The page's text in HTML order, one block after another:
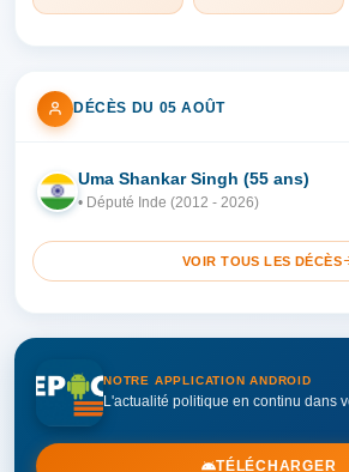
DÉCÈS DU 05 AOÛT
IN
Uma Shankar Singh (55 ans)
• Député Inde (2012 - 2026)
VOIR TOUS LES DÉCÈS
NOTRE APPLICATION ANDROID
L'actualité politique en continu dans
TÉLÉCHARGER